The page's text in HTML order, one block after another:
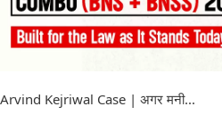
Arvind Kejriwal Case | अगर मनी...